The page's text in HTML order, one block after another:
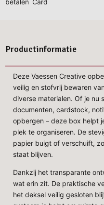
Productinformatie
Deze Vaessen Creative
veilig en stofvrij bewaren
diverse materialen. Of je nu
documenten, cardstock,
opbergen – deze box helpt
plek te organiseren. De
papier buigt of verschuift,
staat blijven.
Dankzij het transparante
wat erin zit. De praktische
het deksel veilig gesloten